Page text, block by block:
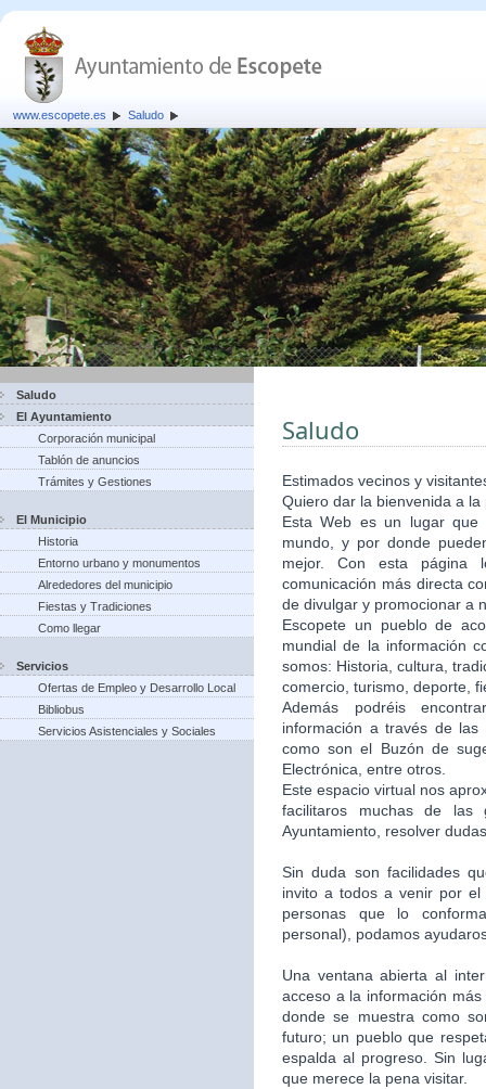
www.escopete.es Saludo
Saludo
El Ayuntamiento
Corporación municipal
Tablón de anuncios
Trámites y Gestiones
El Municipio
Historia
Entorno urbano y monumentos
Alrededores del municipio
Fiestas y Tradiciones
Como llegar
Servicios
Ofertas de Empleo y Desarrollo Local
Bibliobus
Servicios Asistenciales y Sociales
Saludo
Estimados vecinos y
Quiero dar la bienvenida a
Esta Web es un lugar
mundo, y por donde
mejor. Con esta página
comunicación más directa
de divulgar y promocionar a
Escopete un pueblo de
mundial de la información
somos: Historia, cultura,
comercio, turismo, deporte,
Además podréis
información a través de
como son el Buzón de
Electrónica, entre otros.
Este espacio virtual nos
facilitaros muchas de
Ayuntamiento, resolver
Sin duda son facilidades
invito a todos a venir por
personas que lo
personal), podamos
Una ventana abierta al
acceso a la información
donde se muestra como
futuro; un pueblo que
espalda al progreso. Sin
que merece la pena visitar.